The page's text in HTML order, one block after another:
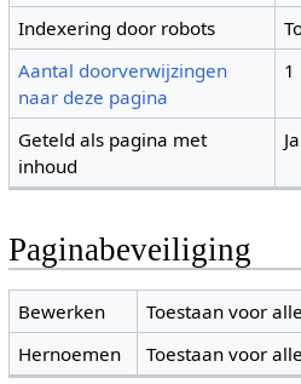
Indexering door robots
Aantal doorverwijzingen
naar deze pagina
1
Geteld als pagina met
inhoud
Ja
Paginabeveiliging
Bewerken
Toestaan voor
Hernoemen
Toestaan voor